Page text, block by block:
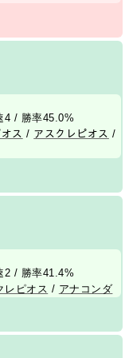
/ 勝率45.0%
ス / アスクレピオス /
/ 勝率41.4%
レピオス / アナコンダ